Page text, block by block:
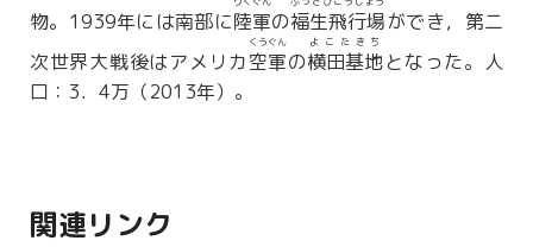
物。1939年には南部に陸軍の福生飛行場ができ，第二
次世界大戦後はアメリカ空軍
くうぐん
の横田基地
よこたきち
となった。人
口：3．4万（2013年）。
関連リンク